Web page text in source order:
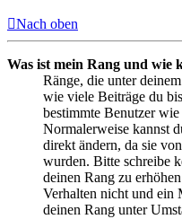
Nach oben
Was ist mein Rang und wie
Ränge, die unter
wie viele Beiträge du
bestimmte Benutzer
Normalerweise kannst
direkt ändern, da sie
wurden. Bitte schreibe
deinen Rang zu
Verhalten nicht und ein
deinen Rang unter